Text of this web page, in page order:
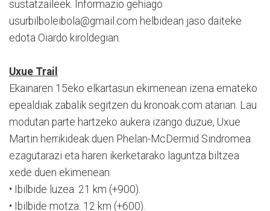
sustatzaileek. Informazio gehiago
usurbilboleibola@gmail.com helbidean jaso daiteke
edota Oiardo kiroldegian.
Uxue Trail
Ekainaren 15eko elkartasun ekimenean izena emateko
epealdiak zabalik segitzen du kronoak.com atarian. Lau
modutan parte hartzeko aukera izango duzue, Uxue
Martin herrikideak duen Phelan-McDermid Sindromea
ezagutarazi eta haren ikerketarako laguntza biltzea
xede duen ekimenean:
• Ibilbide luzea: 21 km (+900).
• Ibilbide motza: 12 km (+600).